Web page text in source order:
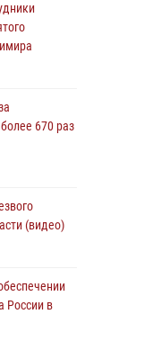
670 раз
(видео)
России в